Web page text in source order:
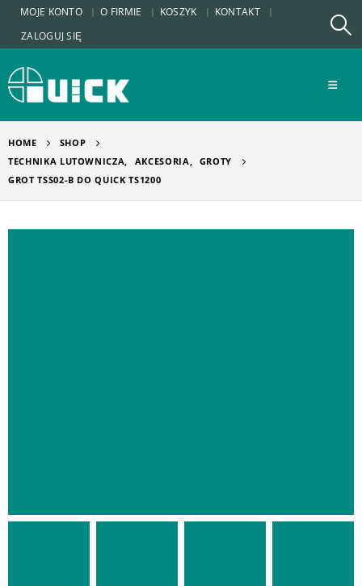
MOJE KONTO O FIRMIE KOSZYK
KONTAKT
ZALOGUJ SIĘ
HOME
SHOP
TECHNIKA LUTOWNICZA, AKCESORIA, GROTY
GROT TSS02-B DO QUICK TS1200